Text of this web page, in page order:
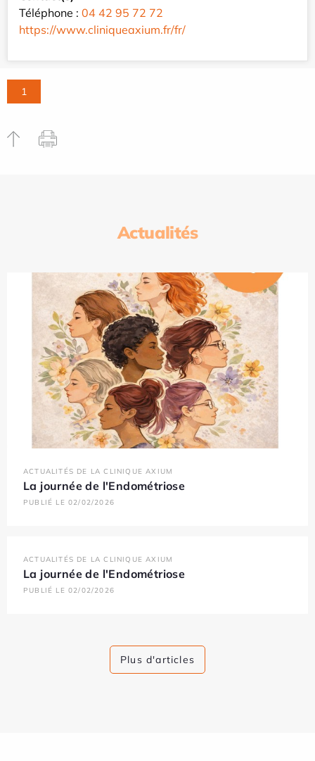
Téléphone : 04 42 95 72 72
https://www.cliniqueaxium.fr/fr/
1
Actualités
ACTUALITÉS DE LA CLINIQUE AXIUM
La journée de l'Endométriose
PUBLIÉ LE 02/02/2026
ACTUALITÉS DE LA CLINIQUE AXIUM
La journée de l'Endométriose
PUBLIÉ LE 02/02/2026
Plus d'articles